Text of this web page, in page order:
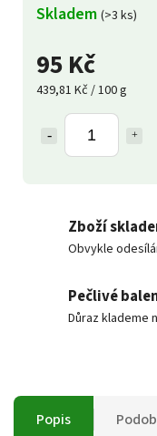
95 Kč
439,81 Kč / 100 g
Skladem (>3 ks)
Zboží
Obvykle
Pečlivé
Důraz klademe
Popis